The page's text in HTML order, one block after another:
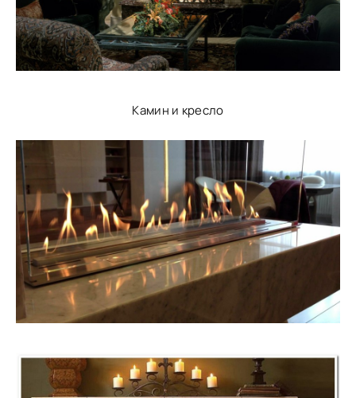
Камин и кресло